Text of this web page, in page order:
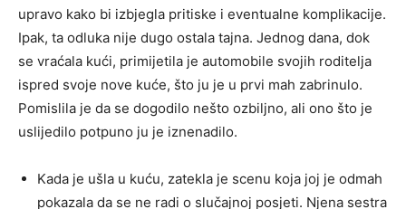
upravo kako bi izbjegla pritiske i eventualne komplikacije.
Ipak, ta odluka nije dugo ostala tajna. Jednog dana, dok
se vraćala kući, primijetila je automobile svojih roditelja
ispred svoje nove kuće, što ju je u prvi mah zabrinulo.
Pomislila je da se dogodilo nešto ozbiljno, ali ono što je
uslijedilo potpuno ju je iznenadilo.
Kada je ušla u kuću, zatekla je scenu koja joj je odmah
pokazala da se ne radi o slučajnoj posjeti. Njena sestra